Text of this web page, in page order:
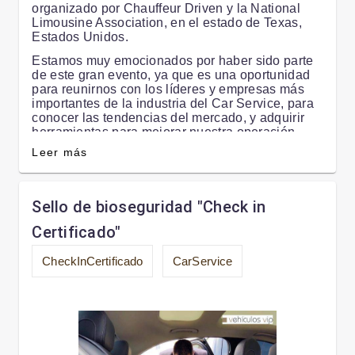
Explore the future of luxury travel with V&V
Vehículos VIP—where every journey is a VIP
---
*Stay tuned for exclusive photos and a 360°
virtual tour of our new Mercedes-Benz V-Class,
organizado por Chauffeur Driven y la National
Limousine Association, en el estado de Texas,
Estados Unidos.
Estamos muy emocionados por haber sido parte
de este gran evento, ya que es una oportunidad
para reunirnos con los líderes y empresas más
importantes de la industria del Car Service, para
conocer las tendencias del mercado, y adquirir
herramientas para mejorar nuestra operación.
Sin duda, uno de los temas centrales en los
talleres y seminarios fue la proyección de la
que el mundo ha cambiado en los últimos años y
debemos enfrentarnos a los nuevos retos que
han surgido, para seguir ofreciendo un servicio
de lujo y con los mayores estándares de calidad.
Gracias aChauffeur Driven y a la National
¡Nos vemos el próximo año!
Leer más
Sello de bioseguridad "Check in
Certificado"
CheckInCertificado CarService